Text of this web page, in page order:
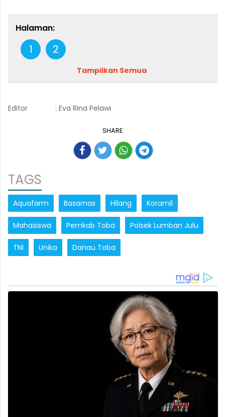
Halaman:
1 2
Tampilkan Semua
Editor : Eva Rina Pelawi
SHARE:
TAGS
Aquafarm Basarnas Hilang Koramil
Mahasiswa Pemkab Toba Polsek Lumban Julu
TNI Unika Danau Toba